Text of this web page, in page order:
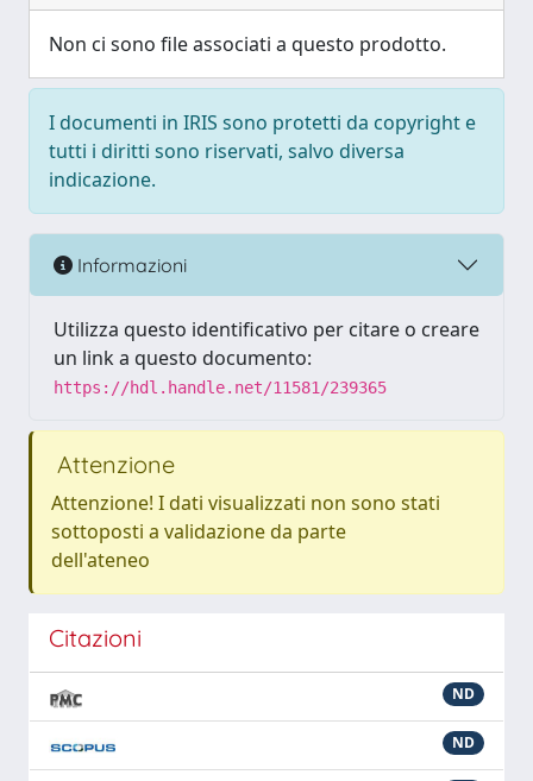
Non ci sono file associati a questo prodotto.
I documenti in IRIS sono protetti da copyright e
tutti i diritti sono riservati, salvo diversa
indicazione.
Informazioni
Utilizza questo identificativo per citare o creare
un link a questo documento:
https://hdl.handle.net/11581/239365
Attenzione
Attenzione! I dati visualizzati non sono stati
sottoposti a validazione da parte
dell'ateneo
Citazioni
ND
ND